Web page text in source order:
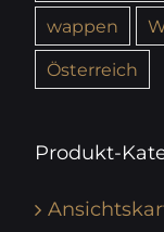
wappen
Österreich
Produkt-